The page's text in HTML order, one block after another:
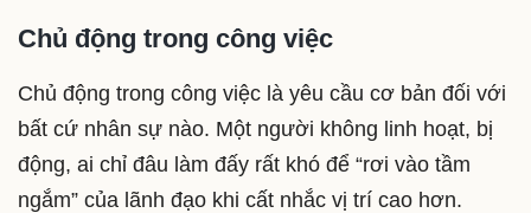
Chủ động trong công việc
Chủ động trong công việc là yêu cầu cơ bản đối với
bất cứ nhân sự nào. Một người không linh hoạt, bị
động, ai chỉ đâu làm đấy rất khó để “rơi vào tầm
ngắm” của lãnh đạo khi cất nhắc vị trí cao hơn.